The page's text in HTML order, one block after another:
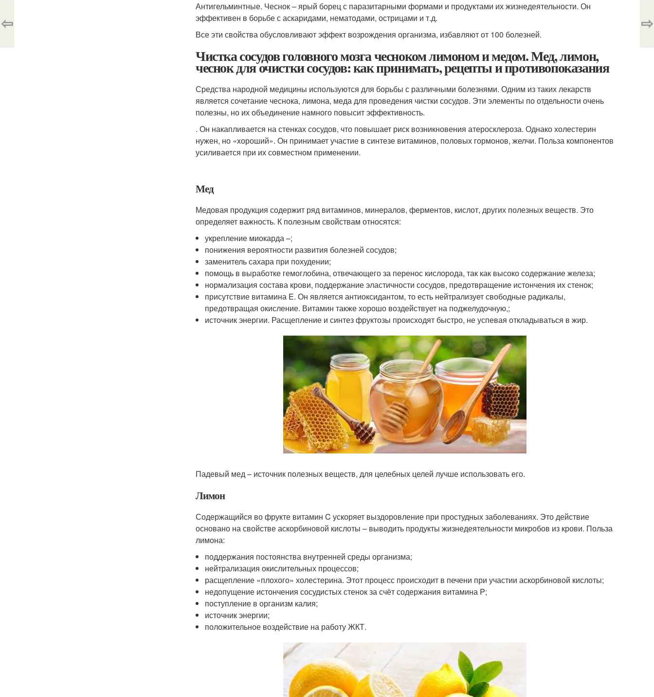
Антигельминтные. Чеснок – ярый борец с паразитарными формами и продуктами их жизнедеятельности. Он
эффективен в борьбе с аскаридами, нематодами, острицами и т.д.
Все эти свойства обусловливают эффект возрождения организма, избавляют от 100 болезней.
Чистка сосудов головного мозга чесноком лимоном и медом. Мед, лимон,
чеснок для очистки сосудов: как принимать, рецепты и противопоказания
Средства народной медицины используются для борьбы с различными болезнями. Одним из таких лекарств
является сочетание чеснока, лимона, меда для проведения чистки сосудов. Эти элементы по отдельности очень
полезны, но их объединение намного повысит эффективность.
. Он накапливается на стенках сосудов, что повышает риск возникновения атеросклероза. Однако холестерин
нужен, но «хороший». Он принимает участие в синтезе витаминов, половых гормонов, желчи. Польза компонентов
усиливается при их совместном применении.
Мед
Медовая продукция содержит ряд витаминов, минералов, ферментов, кислот, других полезных веществ. Это
определяет важность. К полезным свойствам относятся:
укрепление миокарда –;
понижения вероятности развития болезней сосудов;
заменитель сахара при похудении;
помощь в выработке гемоглобина, отвечающего за перенос кислорода, так как высоко содержание железа;
нормализация состава крови, поддержание эластичности сосудов, предотвращение истончения их стенок;
присутствие витамина E. Он является антиоксидантом, то есть нейтрализует свободные радикалы,
предотвращая окисление. Витамин также хорошо воздействует на поджелудочную,;
источник энергии. Расщепление и синтез фруктозы происходят быстро, не успевая откладываться в жир.
Падевый мед – источник полезных веществ, для целебных целей лучше использовать его.
Лимон
Содержащийся во фрукте витамин C ускоряет выздоровление при простудных заболеваниях. Это действие
основано на свойстве аскорбиновой кислоты – выводить продукты жизнедеятельности микробов из крови. Польза
лимона:
поддержания постоянства внутренней среды организма;
нейтрализация окислительных процессов;
расщепление «плохого» холестерина. Этот процесс происходит в печени при участии аскорбиновой кислоты;
недопущение истончения сосудистых стенок за счёт содержания витамина P;
поступление в организм калия;
источник энергии;
положительное воздействие на работу ЖКТ.
⇦ ⇨